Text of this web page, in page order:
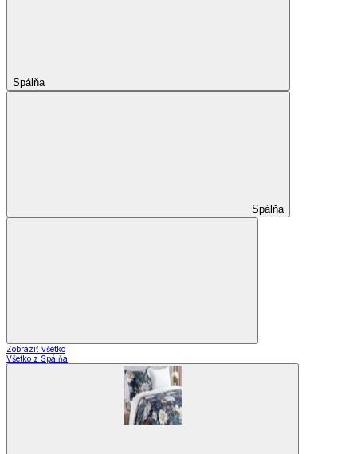
Spálňa
Spálňa
Zobraziť všetko
Všetko z Spálňa